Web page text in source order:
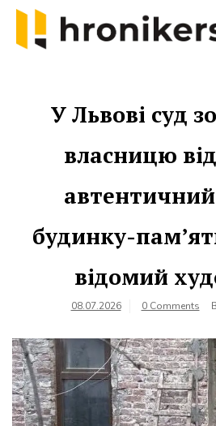
Skip
content
У Львові суд
власницю
будинку-
відомий
08.07.2026 0 Comments